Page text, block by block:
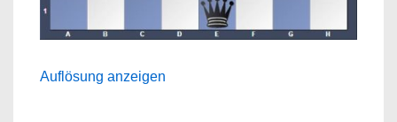
Auflösung anzeigen